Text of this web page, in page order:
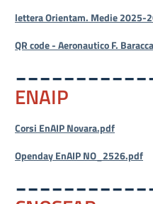
lettera Orientam. Medie 2025-
QR code - Aeronautico F.
ENAIP
Corsi EnAIP Novara.pdf
Openday EnAIP NO_2526.pdf